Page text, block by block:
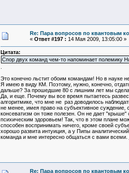
Re: Пара вопросов по квантовым
« Ответ #197 : 14 Мая 2009, 13:05:00 »
Цитата:
Спор двух команд чем-то напоминает полемику
Это конечно льстит обоим командам! Но в науке
Я имею в виду КМ. Поэтому, нужно, конечно,
дальше? За прошедшие 80 с лишним лет мы
Да, и еще. Почему вы все время пытаетесь
алгоритмике, что мне не раз доводилось
не менее, имея право на субъективное суждение,
консеватизм он тоже полезен. Он не дает
психическим здоровьем! Так, что в этом плане
способен воспринимать ничего, кроме своей
хорошо развита интуиция, а у Пипы
команда и мне интересно общаться с вами
Re: Пара вопросов по квантовым